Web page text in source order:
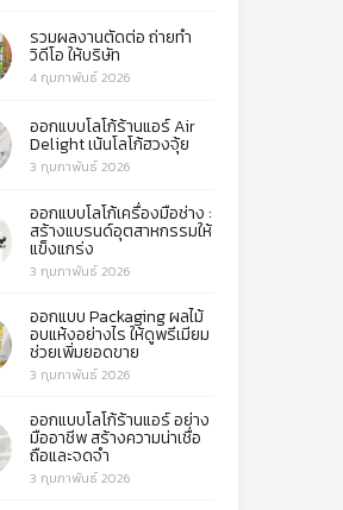
รวมผลงานตัดต่อ ถ่ายทำ
วิดีโอ ให้บริษัท
4 กุมภาพันธ์ 2026
ออกแบบโลโก้ร้านแอร์ Air
Delight เน้นโลโก้ฮวงจุ้ย
3 กุมภาพันธ์ 2026
ออกแบบโลโก้เครื่องมือช่าง :
สร้างแบรนด์อุตสาหกรรมให้
แข็งแกร่ง
3 กุมภาพันธ์ 2026
ออกแบบ Packaging ผลไม้
อบแห้งอย่างไร ให้ดูพรีเมียม
ช่วยเพิ่มยอดขาย
3 กุมภาพันธ์ 2026
ออกแบบโลโก้ร้านแอร์ อย่าง
มืออาชีพ สร้างความน่าเชื่อ
ถือและจดจำ
3 กุมภาพันธ์ 2026